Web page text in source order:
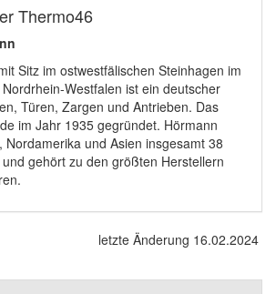
Thermo46
Sitz im ostwestfälischen Steinhagen im
Westfalen ist ein deutscher
Türen, Zargen und Antrieben. Das
im Jahr 1935 gegründet. Hörmann
Nordamerika und Asien insgesamt 38
gehört zu den größten Herstellern
letzte Änderung 16.02.2024